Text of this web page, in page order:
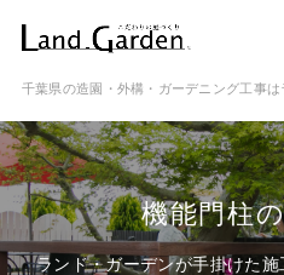
ランド・ガーデンとは
モデルガーデン
施工事例
千葉県の造園・外構・ガーデニング工事
機能門柱
ランド・ガーデンが手掛けた